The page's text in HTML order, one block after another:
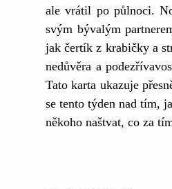
ale vrátil po půlnoci.
svým bývalým
jak čertík z krabičky a
nedůvěra a
Tato karta ukazuje
se tento týden nad tím,
někoho naštvat, co za